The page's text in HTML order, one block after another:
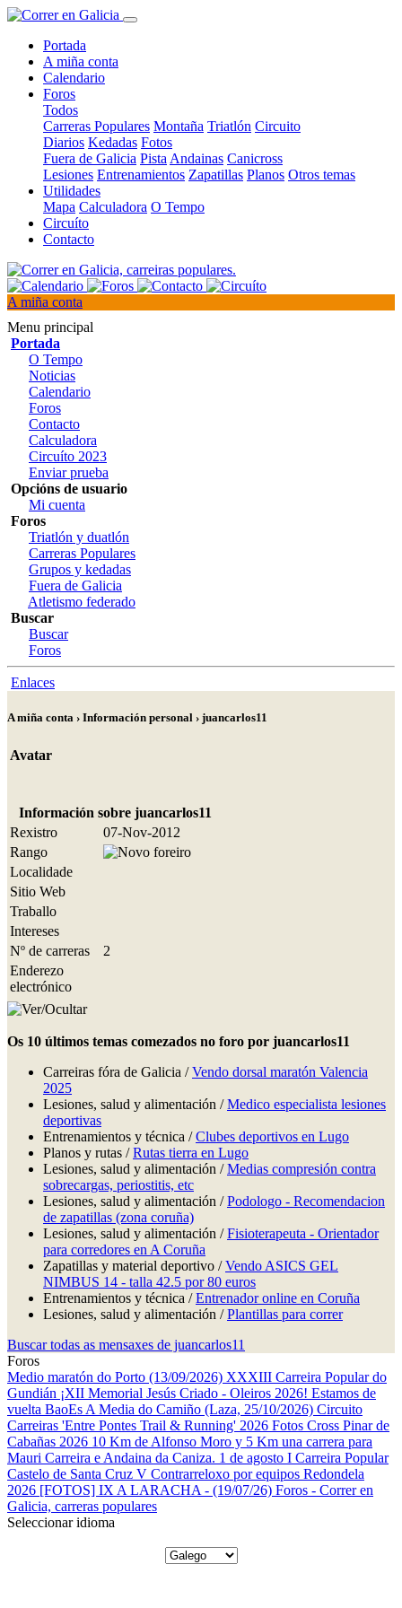
Portada
A miña conta
Calendario
Foros
Todos
Carreras Populares Montaña Triatlón Circuito
Diarios Kedadas Fotos
Fuera de Galicia Pista Andainas Canicross
Lesiones Entrenamientos Zapatillas Planos Otros temas
Utilidades
Mapa Calculadora O Tempo
Circuíto
Contacto
A miña conta
Menu principal
Portada
O Tempo
Noticias
Calendario
Foros
Contacto
Calculadora
Circuíto 2023
Enviar prueba
Opcións de usuario
Mi cuenta
Foros
Triatlón y duatlón
Carreras Populares
Grupos y kedadas
Fuera de Galicia
Atletismo federado
Buscar
Buscar
Foros
Enlaces
A miña conta › Información personal › juancarlos11
Avatar
Información sobre juancarlos11
Rexistro
07-Nov-2012
Rango
Localidade
Sitio Web
Traballo
Intereses
Nº de carreras
2
Enderezo
electrónico
Os 10 últimos temas comezados no foro por juancarlos11
Carreiras fóra de Galicia /Vendo dorsal maratón Valencia
2025
Lesiones, salud y alimentación /Medico especialista lesiones
deportivas
Entrenamientos y técnica /Clubes deportivos en Lugo
Planos y rutas /Rutas tierra en Lugo
Lesiones, salud y alimentación /Medias compresión contra
sobrecargas, periostitis, etc
Lesiones, salud y alimentación /Podologo - Recomendacion
de zapatillas (zona coruña)
Lesiones, salud y alimentación /Fisioterapeuta - Orientador
para corredores en A Coruña
Zapatillas y material deportivo /Vendo ASICS GEL
NIMBUS 14 - talla 42.5 por 80 euros
Entrenamientos y técnica /Entrenador online en Coruña
Lesiones, salud y alimentación /Plantillas para correr
Buscar todas as mensaxes de juancarlos11
Foros
Medio maratón do Porto (13/09/2026) XXXIII Carreira Popular do
Gundián ¡XII Memorial Jesús Criado - Oleiros 2026! Estamos de
vuelta BaoEs A Media do Camiño (Laza, 25/10/2026) Circuito
Carreiras 'Entre Pontes Trail & Running' 2026 Fotos Cross Pinar de
Cabañas 2026 10 Km de Alfonso Moro y 5 Km una carrera para
Mauri Carreira e Andaina da Caniza. 1 de agosto I Carreira Popular
Castelo de Santa Cruz V Contrarreloxo por equipos Redondela
2026 [FOTOS] IX A LARACHA - (19/07/26) Foros - Correr en
Galicia, carreras populares
Seleccionar idioma